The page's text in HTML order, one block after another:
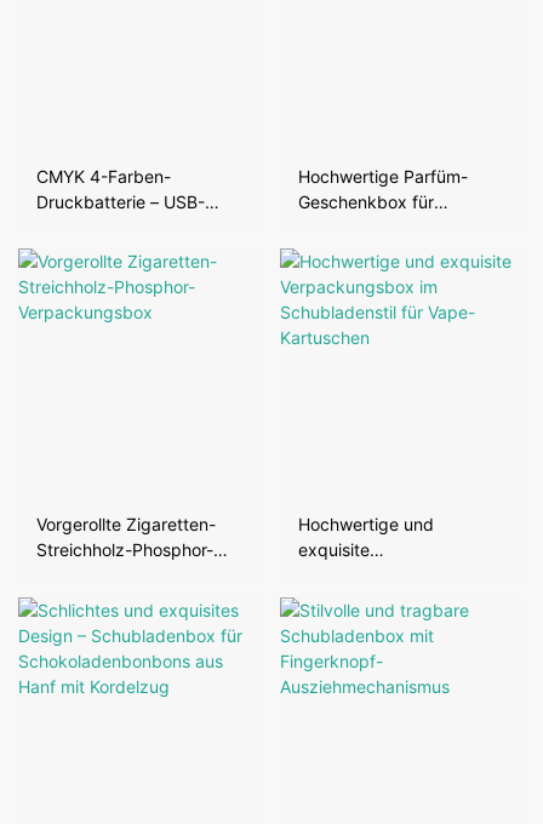
CMYK 4-Farben-
Druckbatterie – USB-
Verpackungsbox
Hochwertige Parfüm-
Geschenkbox für
Hautpflegeprodukte
Vorgerollte Zigaretten-
Streichholz-Phosphor-
Hochwertige und
exquisite
Schubladenstil für Vape-
Kartuschen